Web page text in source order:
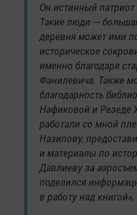
Он истинный
Такие люди —
деревня может ими
историческое
именно благодаря
Фанилевича. Также
благодарность
Нафиковой и Резеде
работали со мной
Назипову,
и материалы по
Давлиеву за
поделился
в работу над